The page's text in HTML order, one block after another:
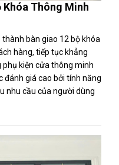
Khóa Thông Minh
bàn giao 12 bộ khóa
hàng, tiếp tục khẳng
kiện cửa thông minh
đánh giá cao bởi tính năng
nhu cầu của người dùng